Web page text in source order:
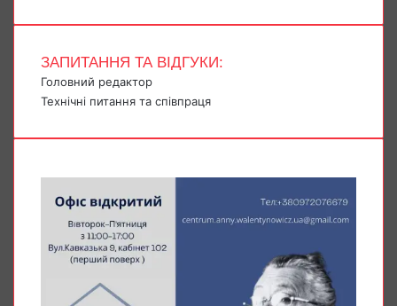
ЗАПИТАННЯ ТА ВІДГУКИ:
Головний редактор
Технічні питання та співпраця